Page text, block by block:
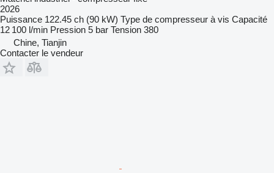
2026
Puissance 122.45 ch (90 kW) Type de compresseur à vis Capacité
12 100 l/min Pression 5 bar Tension 380
Chine, Tianjin
Contacter le vendeur